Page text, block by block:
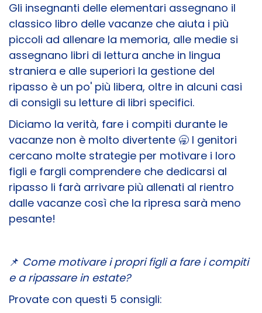
Gli insegnanti delle elementari assegnano il
classico libro delle vacanze che aiuta i più
piccoli ad allenare la memoria, alle medie si
assegnano libri di lettura anche in lingua
straniera e alle superiori la gestione del
ripasso è un po' più libera, oltre in alcuni casi
di consigli su letture di libri specifici.
Diciamo la verità, fare i compiti durante le
vacanze non è molto divertente 🥱 I genitori
cercano molte strategie per motivare i loro
figli e fargli comprendere che dedicarsi al
ripasso li farà arrivare più allenati al rientro
dalle vacanze così che la ripresa sarà meno
pesante!
📌 Come motivare i propri figli a fare i compiti
e a ripassare in estate?
Provate con questi 5 consigli: